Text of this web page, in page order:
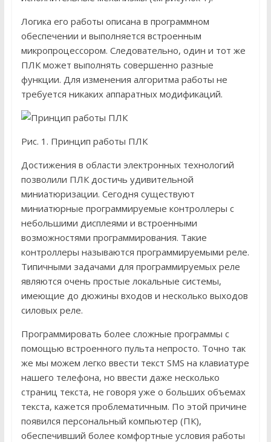
Логика его работы описана в программном
обеспечении и выполняется встроенным
микропроцессором. Следовательно, один и тот же
ПЛК может выполнять совершенно разные
функции. Для изменения алгоритма работы не
требуется никаких аппаратных модификаций.
Рис. 1. Принцип работы ПЛК
Достижения в области электронных технологий
позволили ПЛК достичь удивительной
миниатюризации. Сегодня существуют
миниатюрные программируемые контроллеры с
небольшими дисплеями и встроенными
возможностями программирования. Такие
контроллеры называются программируемыми реле.
Типичными задачами для программируемых реле
являются очень простые локальные системы,
имеющие до дюжины входов и несколько выходов
силовых реле.
Программировать более сложные программы с
помощью встроенного пульта непросто. Точно так
же мы можем легко ввести текст SMS на клавиатуре
нашего телефона, но ввести даже несколько
страниц текста, не говоря уже о больших объемах
текста, кажется проблематичным. По этой причине
появился персональный компьютер (ПК),
обеспечивший более комфортные условия работы